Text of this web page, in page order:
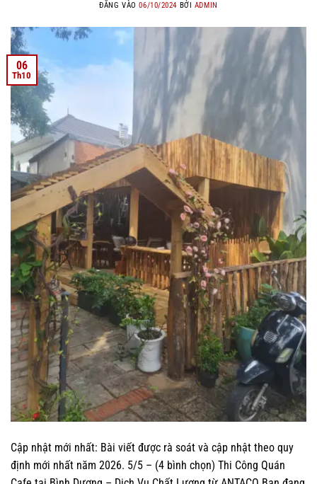
ĐĂNG VÀO06/10/2024 BỞI ADMIN
06
Th10
Cập nhật mới nhất: Bài viết được rà soát và cập nhật theo quy
định mới nhất năm 2026. 5/5 – (4 bình chọn) Thi Công Quán